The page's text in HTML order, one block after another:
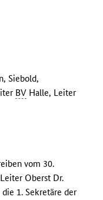
Siebold,
BV Halle, Leiter
vom 30.
Oberst Dr.
1. Sekretäre der